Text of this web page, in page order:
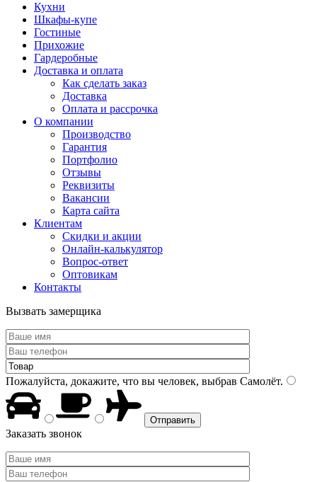
Кухни
Шкафы-купе
Гостиные
Прихожие
Гардеробные
Доставка и оплата
Как сделать заказ
Доставка
Оплата и рассрочка
О компании
Производство
Гарантия
Портфолио
Отзывы
Реквизиты
Вакансии
Карта сайта
Клиентам
Скидки и акции
Онлайн-калькулятор
Вопрос-ответ
Оптовикам
Контакты
Вызвать замерщика
Пожалуйста, докажите, что вы человек, выбрав Самолёт.
Заказать звонок